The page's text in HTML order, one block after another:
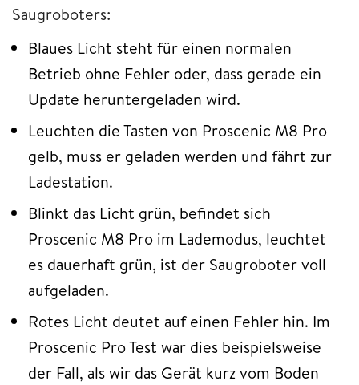
Saugroboters:
Blaues Licht steht für einen normalen
Betrieb ohne Fehler oder, dass gerade ein
Update heruntergeladen wird.
Leuchten die Tasten von Proscenic M8 Pro
gelb, muss er geladen werden und fährt zur
Ladestation.
Blinkt das Licht grün, befindet sich
Proscenic M8 Pro im Lademodus, leuchtet
es dauerhaft grün, ist der Saugroboter voll
aufgeladen.
Rotes Licht deutet auf einen Fehler hin. Im
Proscenic Pro Test war dies beispielsweise
der Fall, als wir das Gerät kurz vom Boden